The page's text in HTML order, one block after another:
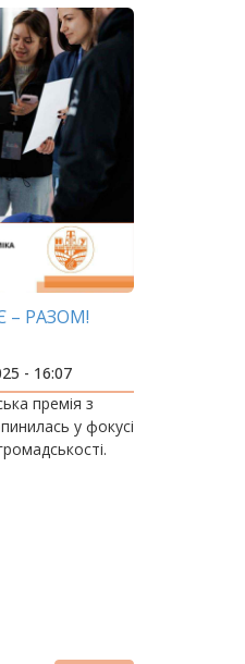
– РАЗОМ!
- 16:07
премія з
у фокусі